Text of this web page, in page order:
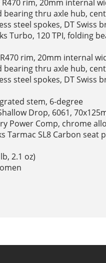
R470 rim, 20mm internal
bearing thru axle hub,
steel spokes, DT Swiss
Turbo, 120 TPI, folding
R470 rim, 20mm internal
bearing thru axle hub,
steel spokes, DT Swiss
stem, 6-degree
Drop, 6061,
Power Comp, chrome
Tarmac SL8 Carbon seat
2.1 oz)